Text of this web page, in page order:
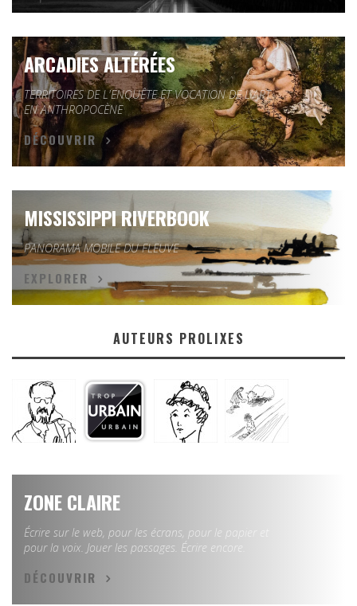
ARCADIES ALTÉRÉES
TERRITOIRES DE L'ENQUÊTE ET VOCATION DE L'ART
EN ANTHROPOCÈNE
DÉCOUVRIR
MISSISSIPPI RIVERBOOK
PANORAMA MOBILE DU FLEUVE
EXPLORER
AUTEURS PROLIXES
ZONE CLAIRE
Écrire sur le web, pour les écrans, pour le papier et
pour la voix. Jouer les passages. Écrire encore.
DÉCOUVRIR